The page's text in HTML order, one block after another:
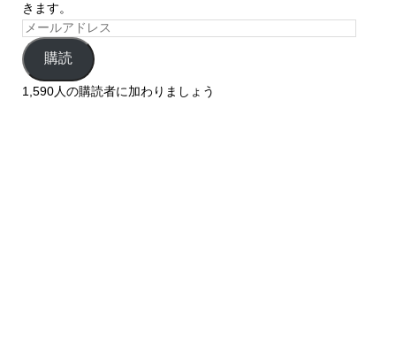
きます。
購読
1,590人の購読者に加わりましょう